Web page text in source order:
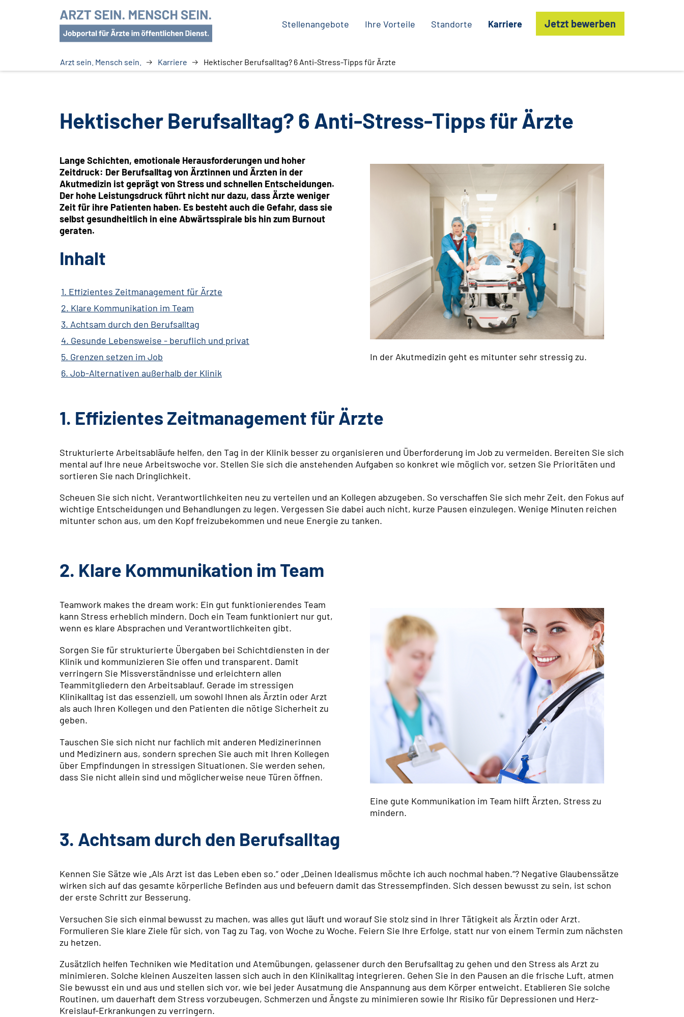
Arzt sein. Mensch sein. Karriere Hektischer Berufsalltag? 6 Anti-Stress-Tipps für Ärzte
Stellenangebote Ihre Vorteile Standorte Karriere Jetzt bewerben
Hektischer Berufsalltag? 6 Anti-Stress-Tipps für Ärzte
Lange Schichten, emotionale Herausforderungen und hoher
Zeitdruck: Der Berufsalltag von Ärztinnen und Ärzten in der
Akutmedizin ist geprägt von Stress und schnellen Entscheidungen.
Der hohe Leistungsdruck führt nicht nur dazu, dass Ärzte weniger
Zeit für ihre Patienten haben. Es besteht auch die Gefahr, dass sie
selbst gesundheitlich in eine Abwärtsspirale bis hin zum Burnout
geraten.
Inhalt
1. Effizientes Zeitmanagement für Ärzte
2. Klare Kommunikation im Team
3. Achtsam durch den Berufsalltag
4. Gesunde Lebensweise - beruflich und privat
5. Grenzen setzen im Job
6. Job-Alternativen außerhalb der Klinik
In der Akutmedizin geht es mitunter sehr stressig zu.
1. Effizientes Zeitmanagement für Ärzte
Strukturierte Arbeitsabläufe helfen, den Tag in der Klinik besser zu organisieren und Überforderung im Job zu vermeiden. Bereiten Sie sich
mental auf Ihre neue Arbeitswoche vor. Stellen Sie sich die anstehenden Aufgaben so konkret wie möglich vor, setzen Sie Prioritäten und
sortieren Sie nach Dringlichkeit.
Scheuen Sie sich nicht, Verantwortlichkeiten neu zu verteilen und an Kollegen abzugeben. So verschaffen Sie sich mehr Zeit, den Fokus auf
wichtige Entscheidungen und Behandlungen zu legen. Vergessen Sie dabei auch nicht, kurze Pausen einzulegen. Wenige Minuten reichen
mitunter schon aus, um den Kopf freizubekommen und neue Energie zu tanken.
2. Klare Kommunikation im Team
Teamwork makes the dream work: Ein gut funktionierendes Team
kann Stress erheblich mindern. Doch ein Team funktioniert nur gut,
wenn es klare Absprachen und Verantwortlichkeiten gibt.
Sorgen Sie für strukturierte Übergaben bei Schichtdiensten in der
Klinik und kommunizieren Sie offen und transparent. Damit
verringern Sie Missverständnisse und erleichtern allen
Teammitgliedern den Arbeitsablauf. Gerade im stressigen
Klinikalltag ist das essenziell, um sowohl Ihnen als Ärztin oder Arzt
als auch Ihren Kollegen und den Patienten die nötige Sicherheit zu
geben.
Tauschen Sie sich nicht nur fachlich mit anderen Medizinerinnen
und Medizinern aus, sondern sprechen Sie auch mit Ihren Kollegen
über Empfindungen in stressigen Situationen. Sie werden sehen,
dass Sie nicht allein sind und möglicherweise neue Türen öffnen.
Eine gute Kommunikation im Team hilft Ärzten, Stress zu
mindern.
3. Achtsam durch den Berufsalltag
Kennen Sie Sätze wie „Als Arzt ist das Leben eben so.“ oder „Deinen Idealismus möchte ich auch nochmal haben.“? Negative Glaubenssätze
wirken sich auf das gesamte körperliche Befinden aus und befeuern damit das Stressempfinden. Sich dessen bewusst zu sein, ist schon
der erste Schritt zur Besserung.
Versuchen Sie sich einmal bewusst zu machen, was alles gut läuft und worauf Sie stolz sind in Ihrer Tätigkeit als Ärztin oder Arzt.
Formulieren Sie klare Ziele für sich, von Tag zu Tag, von Woche zu Woche. Feiern Sie Ihre Erfolge, statt nur von einem Termin zum nächsten
zu hetzen.
Zusätzlich helfen Techniken wie Meditation und Atemübungen, gelassener durch den Berufsalltag zu gehen und den Stress als Arzt zu
minimieren. Solche kleinen Auszeiten lassen sich auch in den Klinikalltag integrieren. Gehen Sie in den Pausen an die frische Luft, atmen
Sie bewusst ein und aus und stellen sich vor, wie bei jeder Ausatmung die Anspannung aus dem Körper entweicht. Etablieren Sie solche
Routinen, um dauerhaft dem Stress vorzubeugen, Schmerzen und Ängste zu minimieren sowie Ihr Risiko für Depressionen und Herz-
Kreislauf-Erkrankungen zu verringern.